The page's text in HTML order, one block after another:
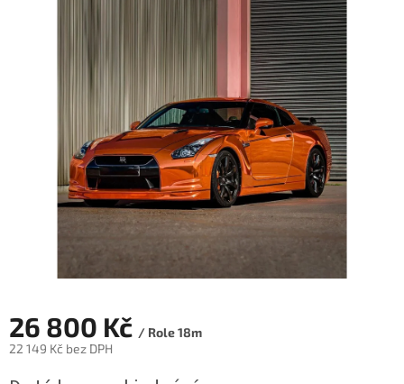
26 800 Kč / Role 18m
22 149 Kč bez DPH